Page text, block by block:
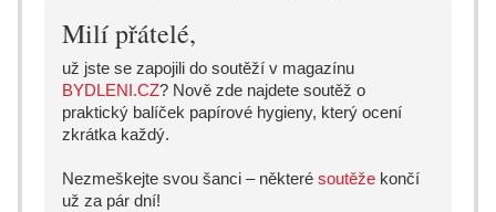
Milí přátelé,
už jste se zapojili do soutěží v magazínu
BYDLENI.CZ? Nově zde najdete soutěž o
praktický balíček papírové hygieny, který ocení
zkrátka každý.
Nezmeškejte svou šanci – některé soutěže končí
už za pár dní!